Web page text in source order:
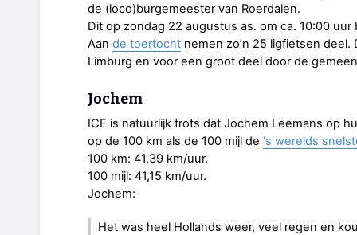
de (loco)burgemeester van Roerdalen.
Dit op zondag 22 augustus as. om ca. 10:00
Aan de toertocht nemen zo’n 25 ligfietsen
Limburg en voor een groot deel door de
Jochem
ICE is natuurlijk trots dat Jochem Leemans op
op de 100 km als de 100 mijl de 's werelds
100 km: 41,39 km/uur.
100 mijl: 41,15 km/uur.
Jochem:
Het was heel Hollands weer, veel regen en